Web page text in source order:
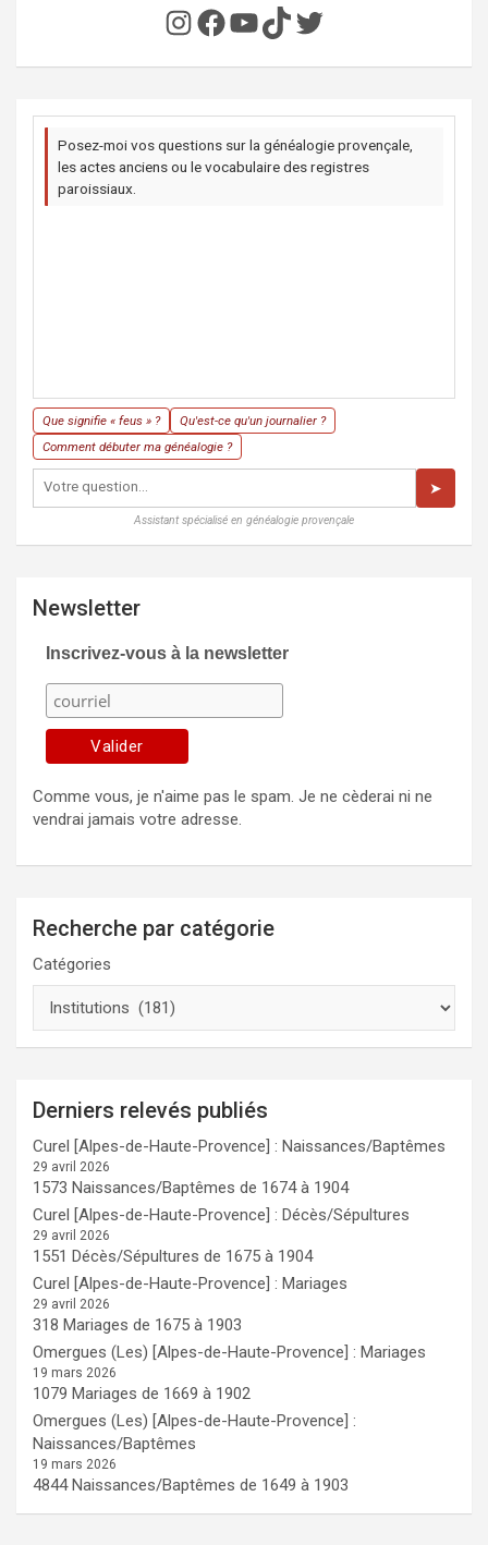
Instagram
Facebook
YouTube
TikTok
Twitter
Posez-moi vos questions sur la généalogie provençale,
les actes anciens ou le vocabulaire des registres
paroissiaux.
Que signifie « feus » ?
Qu'est-ce qu'un journalier ?
Comment débuter ma généalogie ?
➤
Assistant spécialisé en généalogie provençale
Newsletter
Inscrivez-vous à la newsletter
Comme vous, je n'aime pas le spam. Je ne cèderai ni ne
vendrai jamais votre adresse.
Recherche par catégorie
Catégories
Derniers relevés publiés
Curel [Alpes-de-Haute-Provence] : Naissances/Baptêmes
29 avril 2026
1573 Naissances/Baptêmes de 1674 à 1904
Curel [Alpes-de-Haute-Provence] : Décès/Sépultures
29 avril 2026
1551 Décès/Sépultures de 1675 à 1904
Curel [Alpes-de-Haute-Provence] : Mariages
29 avril 2026
318 Mariages de 1675 à 1903
Omergues (Les) [Alpes-de-Haute-Provence] : Mariages
19 mars 2026
1079 Mariages de 1669 à 1902
Omergues (Les) [Alpes-de-Haute-Provence] :
Naissances/Baptêmes
19 mars 2026
4844 Naissances/Baptêmes de 1649 à 1903